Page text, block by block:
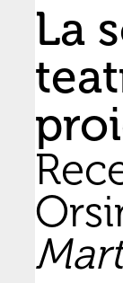
La